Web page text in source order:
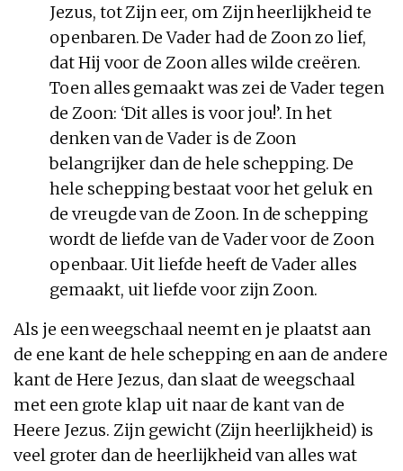
Jezus, tot Zijn eer, om Zijn heerlijkheid te
openbaren. De Vader had de Zoon zo lief,
dat Hij voor de Zoon alles wilde creëren.
Toen alles gemaakt was zei de Vader tegen
de Zoon: ‘Dit alles is voor jou!’. In het
denken van de Vader is de Zoon
belangrijker dan de hele schepping. De
hele schepping bestaat voor het geluk en
de vreugde van de Zoon. In de schepping
wordt de liefde van de Vader voor de Zoon
openbaar. Uit liefde heeft de Vader alles
gemaakt, uit liefde voor zijn Zoon.
Als je een weegschaal neemt en je plaatst aan
de ene kant de hele schepping en aan de andere
kant de Here Jezus, dan slaat de weegschaal
met een grote klap uit naar de kant van de
Heere Jezus. Zijn gewicht (Zijn heerlijkheid) is
veel groter dan de heerlijkheid van alles wat